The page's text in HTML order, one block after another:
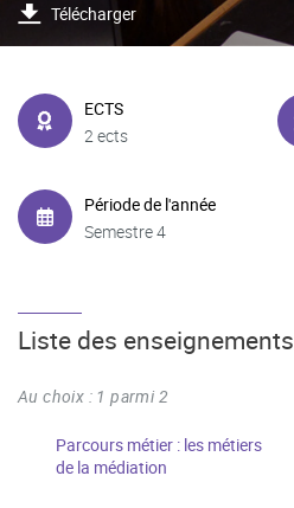
Télécharger
ECTS
2 ects
Période de l'année
Semestre 4
Liste des enseignements
Au choix : 1 parmi 2
Parcours métier : les métiers
de la médiation